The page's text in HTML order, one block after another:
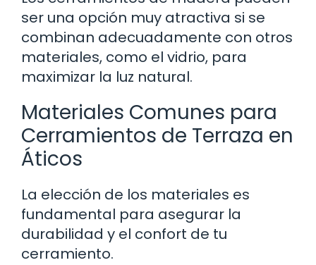
ser una opción muy atractiva si se
combinan adecuadamente con otros
materiales, como el vidrio, para
maximizar la luz natural.
Materiales Comunes para
Cerramientos de Terraza en
Áticos
La elección de los materiales es
fundamental para asegurar la
durabilidad y el confort de tu
cerramiento.